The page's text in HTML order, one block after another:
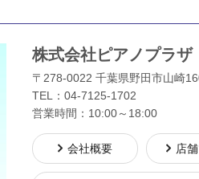
株式会社ピアノプラザ
〒278-0022 千葉県野田市山崎
TEL： 04-7125-1702
営業時間：10:00～18:00
会社概要 店